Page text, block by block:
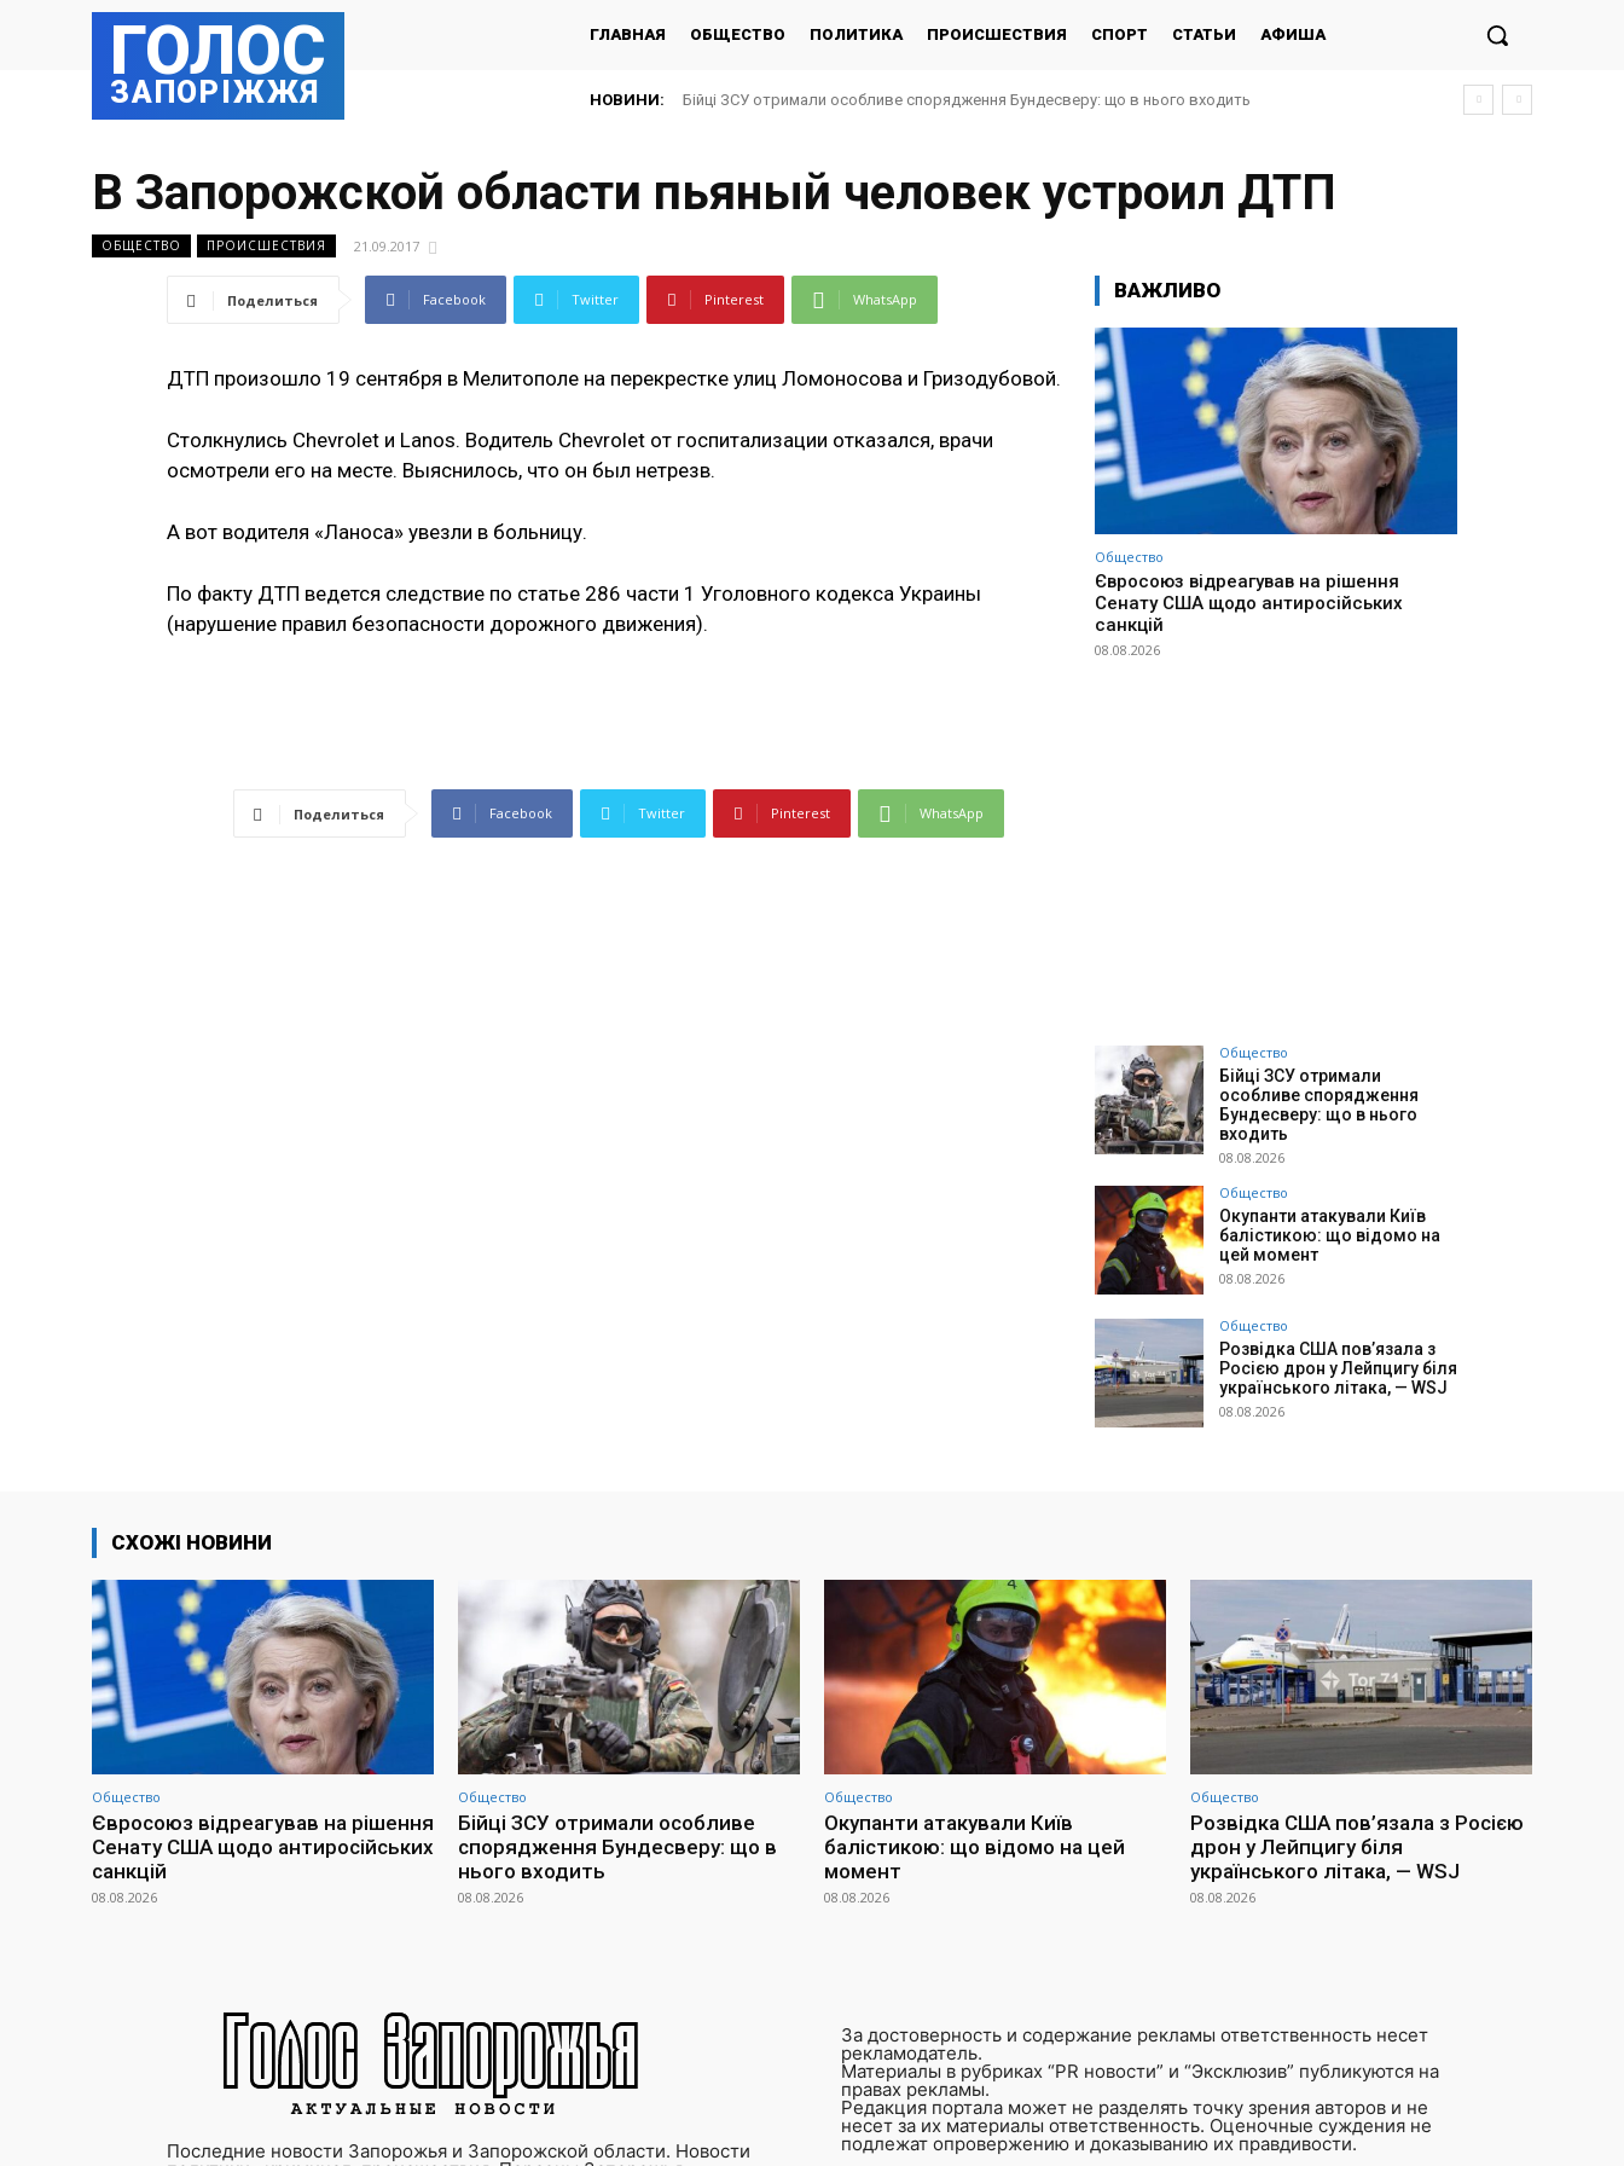
ГОЛОС
ЗАПОРІЖЖЯ
ГЛАВНАЯ ОБЩЕСТВО ПОЛИТИКА ПРОИСШЕСТВИЯ СПОРТ СТАТЬИ АФИША
НОВИНИ:Бійці ЗСУ отримали особливе спорядження Бундесверу: що в нього входить
Окупанти атакували Київ балістикою: що відомо на цей момент
В Запорожской области пьяный человек устроил ДТП
ОБЩЕСТВО ПРОИСШЕСТВИЯ 21.09.2017
Поделиться Facebook Twitter Pinterest WhatsApp
ДТП произошло 19 сентября в Мелитополе на перекрестке улиц Ломоносова и Гризодубовой.
Столкнулись Chevrolet и Lanos. Водитель Chevrolet от госпитализации отказался, врачи
осмотрели его на месте. Выяснилось, что он был нетрезв.
А вот водителя «Ланоса» увезли в больницу.
По факту ДТП ведется следствие по статье 286 части 1 Уголовного кодекса Украины
(нарушение правил безопасности дорожного движения).
Поделиться Facebook Twitter Pinterest WhatsApp
ВАЖЛИВО
Общество
Євросоюз відреагував на рішення
Сенату США щодо антиросійських
санкцій
08.08.2026
Общество
Бійці ЗСУ отримали
особливе спорядження
Бундесверу: що в нього
входить
08.08.2026
Общество
Окупанти атакували Київ
балістикою: що відомо на
цей момент
08.08.2026
Общество
Розвідка США пов’язала з
Росією дрон у Лейпцигу біля
українського літака, — WSJ
08.08.2026
СХОЖІ НОВИНИ
Общество
Євросоюз відреагував на рішення
Сенату США щодо антиросійських
санкцій
08.08.2026
Общество
Бійці ЗСУ отримали особливе
спорядження Бундесверу: що в
нього входить
08.08.2026
Общество
Окупанти атакували Київ
балістикою: що відомо на цей
момент
08.08.2026
Общество
Розвідка США пов’язала з Росією
дрон у Лейпцигу біля
українського літака, — WSJ
08.08.2026
Последние новости Запорожья и Запорожской области. Новости
За достоверность и содержание рекламы ответственность несет
рекламодатель.
Материалы в рубриках “PR новости” и “Эксклюзив” публикуются на
правах рекламы.
Редакция портала может не разделять точку зрения авторов и не
несет за их материалы ответственность. Оценочные суждения не
подлежат опровержению и доказыванию их правдивости.